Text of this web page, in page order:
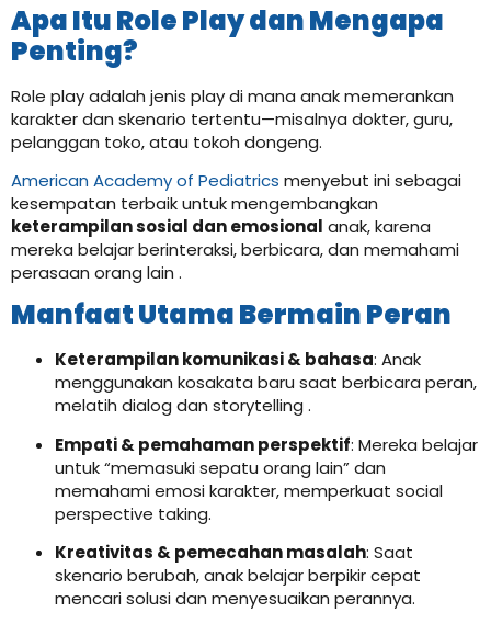
Apa Itu Role Play dan Mengapa
Penting?
Role play adalah jenis play di mana anak memerankan
karakter dan skenario tertentu—misalnya dokter, guru,
pelanggan toko, atau tokoh dongeng.
American Academy of Pediatrics menyebut ini sebagai
kesempatan terbaik untuk mengembangkan
keterampilan sosial dan emosional anak, karena
mereka belajar berinteraksi, berbicara, dan memahami
perasaan orang lain .
Manfaat Utama Bermain Peran
Keterampilan komunikasi & bahasa: Anak
menggunakan kosakata baru saat berbicara peran,
melatih dialog dan storytelling .
Empati & pemahaman perspektif: Mereka belajar
untuk “memasuki sepatu orang lain” dan
memahami emosi karakter, memperkuat social
perspective taking.
Kreativitas & pemecahan masalah: Saat
skenario berubah, anak belajar berpikir cepat
mencari solusi dan menyesuaikan perannya.